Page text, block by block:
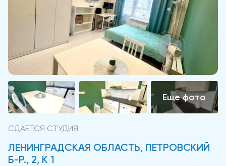
СДАЕТСЯ СТУДИЯ
ЛЕНИНГРАДСКАЯ ОБЛАСТЬ, ПЕТРОВСКИЙ
Б-Р., 2, К 1